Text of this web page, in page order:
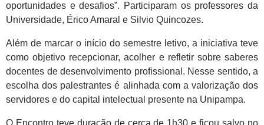
oportunidades e desafios”. Participaram os professores da
Universidade, Érico Amaral e Silvio Quincozes.
Além de marcar o início do semestre letivo, a iniciativa teve
como objetivo recepcionar, acolher e refletir sobre saberes
docentes de desenvolvimento profissional. Nesse sentido, a
escolha dos palestrantes é alinhada com a valorização dos
servidores e do capital intelectual presente na Unipampa.